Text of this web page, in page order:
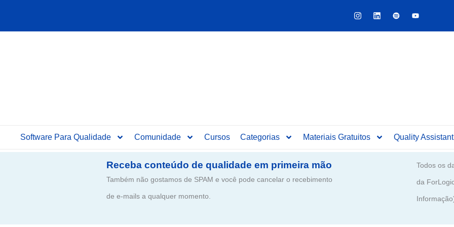
o
t
Software Para Qualidade Comunidade Cursos Categorias Materiais Gratuitos Quality
Receba conteúdo de qualidade em primeira mão
Também não gostamos de SPAM e você pode cancelar o recebimento
de e-mails a qualquer momento.
Todos os
da